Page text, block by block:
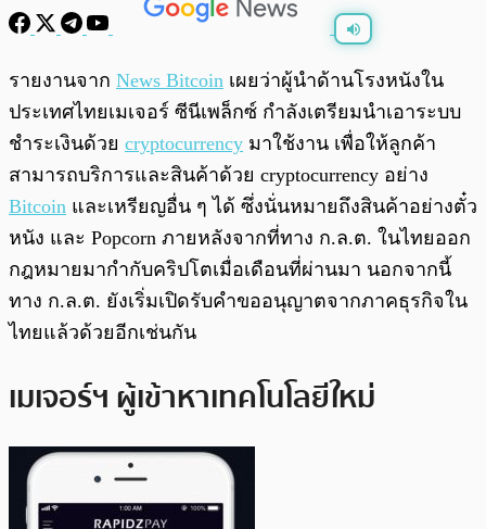
/ 0:00
รายงานจาก News Bitcoin เผยว่าผู้นำด้านโรงหนังใน
ประเทศไทยเมเจอร์ ซีนีเพล็กซ์ กำลังเตรียมนำเอาระบบ
ชำระเงินด้วย cryptocurrency มาใช้งาน เพื่อให้ลูกค้า
สามารถบริการและสินค้าด้วย cryptocurrency อย่าง
Bitcoin และเหรียญอื่น ๆ ได้ ซึ่งนั่นหมายถึงสินค้าอย่างตั๋ว
หนัง และ Popcorn ภายหลังจากที่ทาง ก.ล.ต. ในไทยออก
กฎหมายมากำกับคริปโตเมื่อเดือนที่ผ่านมา นอกจากนี้
ทาง ก.ล.ต. ยังเริ่มเปิดรับคำขออนุญาตจากภาคธุรกิจใน
ไทยแล้วด้วยอีกเช่นกัน
เมเจอร์ฯ ผู้เข้าหาเทคโนโลยีใหม่